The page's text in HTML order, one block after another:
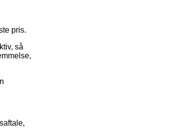
pris.
så